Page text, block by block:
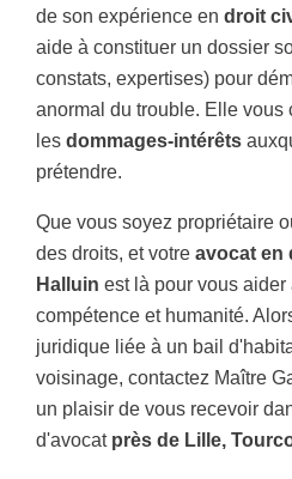
de son expérience en droit
aide à constituer un dossier
constats, expertises) pour
anormal du trouble. Elle vous
les dommages-intérêts
prétendre.
Que vous soyez propriétaire
des droits, et votre avocat en
Halluin est là pour vous
compétence et humanité.
juridique liée à un bail
voisinage, contactez Maître
un plaisir de vous recevoir
d'avocatprès de Lille,